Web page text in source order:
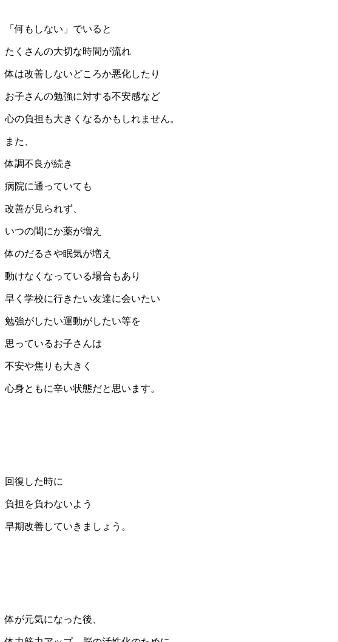
「何もしない」でいると
たくさんの大切な時間が流れ
体は改善しないどころか悪化したり
お子さんの勉強に対する不安感など
心の負担も大きくなるかもしれません。
また、
体調不良が続き
病院に通っていても
改善が見られず、
いつの間にか薬が増え
体のだるさや眠気が増え
動けなくなっている場合もあり
早く学校に行きたい友達に会いたい
勉強がしたい運動がしたい等を
思っているお子さんは
不安や焦りも大きく
心身ともに辛い状態だと思います。
回復した時に
負担を負わないよう
早期改善していきましょう。
体が元気になった後、